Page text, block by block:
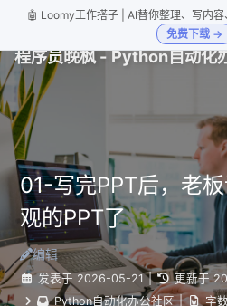
🤖 Loomy工作搭子 | AI替你整理、写内
免费下载 →
程序员晚枫 - Python自动化
01-写完PPT后，老
观的PPT了
编辑
发表于 2026-05-21 | 更新于
Python自动化办公社区 | 字